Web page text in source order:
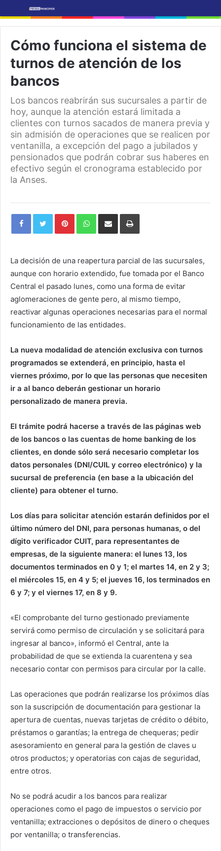
Cómo funciona el sistema de
turnos de atención de los
bancos
Los bancos reabrirán sus sucursales a partir de
hoy, aunque la atención estará limitada a
clientes con turnos sacados de manera previa y
sin admisión de operaciones que se realicen por
ventanilla, a excepción del pago a jubilados y
pensionados que podrán cobrar sus haberes en
efectivo según el cronograma establecido por
la Anses.
PinterestWhatsAppShare
Email
Print
La decisión de una reapertura parcial de las sucursales,
aunque con horario extendido, fue tomada por el Banco
Central el pasado lunes, como una forma de evitar
aglomeraciones de gente pero, al mismo tiempo,
reactivar algunas operaciones necesarias para el normal
funcionamiento de las entidades.
La nueva modalidad de atención exclusiva con turnos
programados se extenderá, en principio, hasta el
viernes próximo, por lo que las personas que necesiten
ir a al banco deberán gestionar un horario
personalizado de manera previa.
El trámite podrá hacerse a través de las páginas web
de los bancos o las cuentas de home banking de los
clientes, en donde sólo será necesario completar los
datos personales (DNI/CUIL y correo electrónico) y la
sucursal de preferencia (en base a la ubicación del
cliente) para obtener el turno.
Los días para solicitar atención estarán definidos por el
último número del DNI, para personas humanas, o del
dígito verificador CUIT, para representantes de
empresas, de la siguiente manera: el lunes 13, los
documentos terminados en 0 y 1; el martes 14, en 2 y 3;
el miércoles 15, en 4 y 5; el jueves 16, los terminados en
6 y 7; y el viernes 17, en 8 y 9.
«El comprobante del turno gestionado previamente
servirá como permiso de circulación y se solicitará para
ingresar al banco», informó el Central, ante la
probabilidad de que se extienda la cuarentena y sea
necesario contar con permisos para circular por la calle.
Las operaciones que podrán realizarse los próximos días
son la suscripción de documentación para gestionar la
apertura de cuentas, nuevas tarjetas de crédito o débito,
préstamos o garantías; la entrega de chequeras; pedir
asesoramiento en general para la gestión de claves u
otros productos; y operatorias con cajas de seguridad,
entre otros.
No se podrá acudir a los bancos para realizar
operaciones como el pago de impuestos o servicio por
ventanilla; extracciones o depósitos de dinero o cheques
por ventanilla; o transferencias.